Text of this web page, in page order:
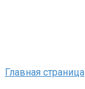
Главная страница